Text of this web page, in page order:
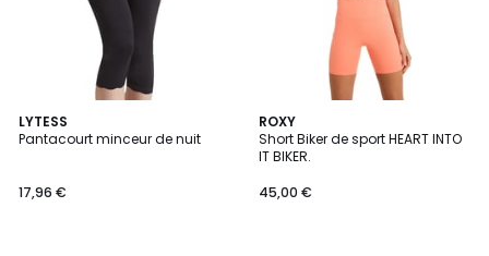
LYTESS
Pantacourt minceur de nuit
17,96 €
3,5
/ 5
ROXY
Short Biker de sport HEART INTO
IT BIKER.
45,00 €